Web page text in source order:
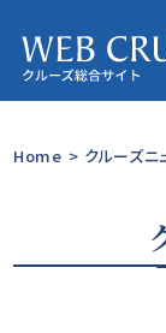
Home > クルーズニ